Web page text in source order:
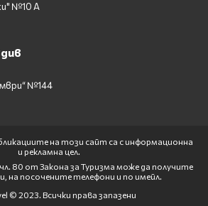
№10 А
№144
на този сайт са с информационна
и рекламна цел.
80 от Закона за Туризма може да получите
на посочените телефони и по имейл.
© 2023. Всички права запазени